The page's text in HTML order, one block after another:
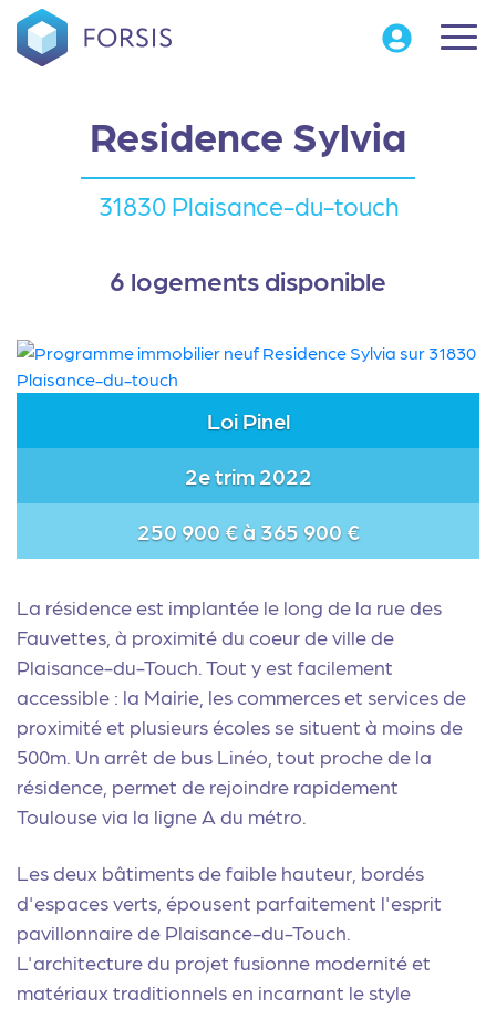
Residence Sylvia
31830 Plaisance-du-touch
6 logements disponible
Loi Pinel
2e trim 2022
250 900 € à 365 900 €
La résidence est implantée le long de la rue des
Fauvettes, à proximité du coeur de ville de
Plaisance-du-Touch. Tout y est facilement
accessible : la Mairie, les commerces et services de
proximité et plusieurs écoles se situent à moins de
500m. Un arrêt de bus Linéo, tout proche de la
résidence, permet de rejoindre rapidement
Toulouse via la ligne A du métro.
Les deux bâtiments de faible hauteur, bordés
d'espaces verts, épousent parfaitement l'esprit
pavillonnaire de Plaisance-du-Touch.
L'architecture du projet fusionne modernité et
matériaux traditionnels en incarnant le style